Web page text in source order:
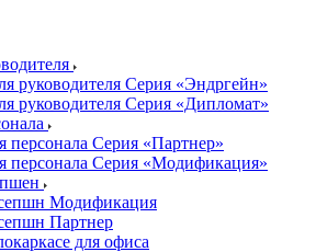
руководителя Серия «Эндргейн»
руководителя Серия «Дипломат»
персонала Серия «Партнер»
персонала Серия «Модификация»
Модификация
Партнер
для офиса